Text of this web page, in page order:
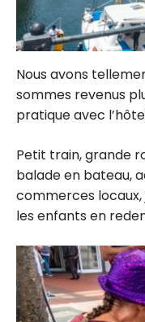
Nous avons
sommes revenus
pratique avec
Petit train, grande
balade en bateau,
commerces
les enfants en